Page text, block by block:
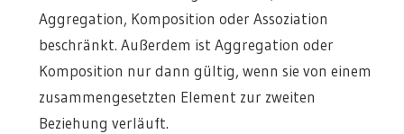
Aggregation, Komposition oder Assoziation
beschränkt. Außerdem ist Aggregation oder
Komposition nur dann gültig, wenn sie von einem
zusammengesetzten Element zur zweiten
Beziehung verläuft.